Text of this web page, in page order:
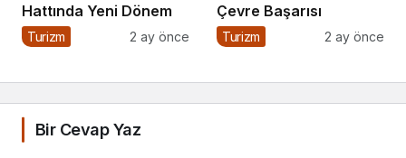
Hattında Yeni Dönem
Turizm 2 ay önce
Çevre Başarısı
Turizm 2 ay önce
Bir Cevap Yaz